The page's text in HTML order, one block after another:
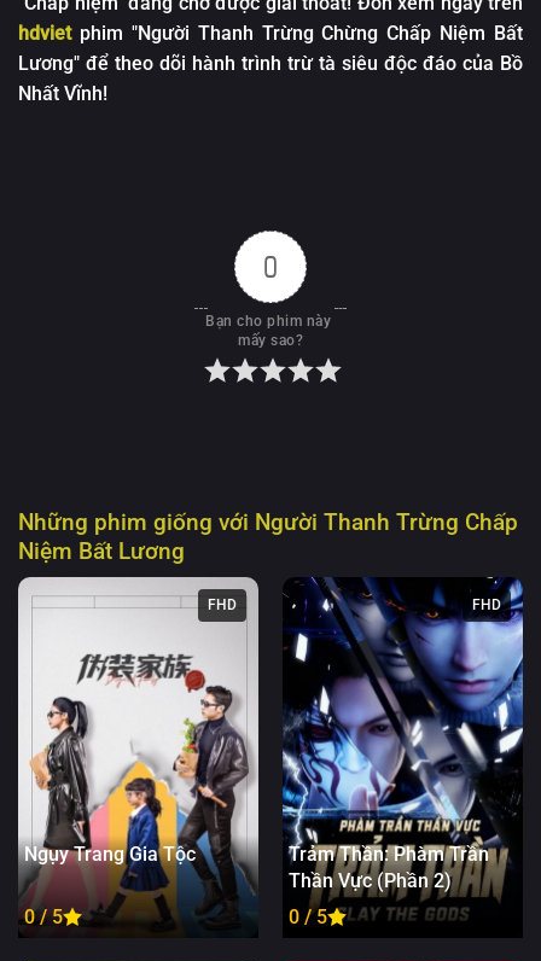
hdvietphim "Người Thanh Trừng Chừng Chấp Niệm Bất
Lương" để theo dõi hành trình trừ tà siêu độc đáo của Bồ
Nhất Vĩnh!
0
Bạn cho phim này
mấy sao?
Những phim giống với Người Thanh Trừng Chấp
Niệm Bất Lương
FHD
Ngụy Trang Gia Tộc
0 / 5
FHD
Trảm Thần: Phàm Trần
Thần Vực (Phần 2)
0 / 5